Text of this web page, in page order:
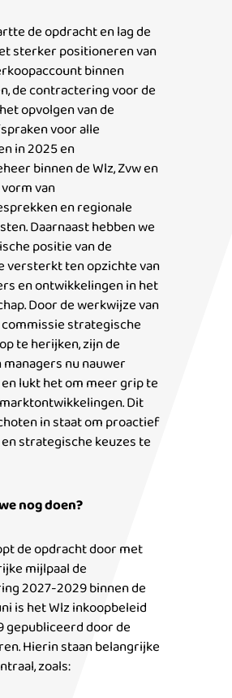
de opdracht en lag de
sterker positioneren van
binnen
de contractering voor de
opvolgen van de
voor alle
in 2025 en
binnen de Wlz, Zvw en
van
en regionale
Daarnaast hebben we
positie van de
versterkt ten opzichte van
en ontwikkelingen in het
Door de werkwijze van
strategische
te herijken, zijn de
nu nauwer
lukt het om meer grip te
Dit
in staat om proactief
strategische keuzes te
nog doen?
de opdracht door met
mijlpaal de
2027-2029 binnen de
is het Wlz inkoopbeleid
gepubliceerd door de
Hierin staan belangrijke
zoals: